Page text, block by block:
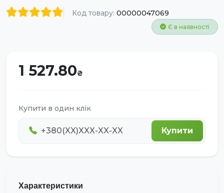
Код товару: 00000047069
Є в наявності
1 527.80
Купити в один клік
Купити
Характеристики